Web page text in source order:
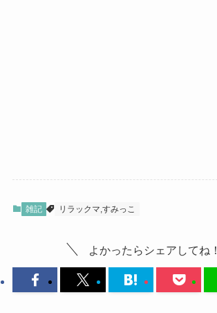
雑記 リラックマ,すみっこ
よかったらシェアしてね！